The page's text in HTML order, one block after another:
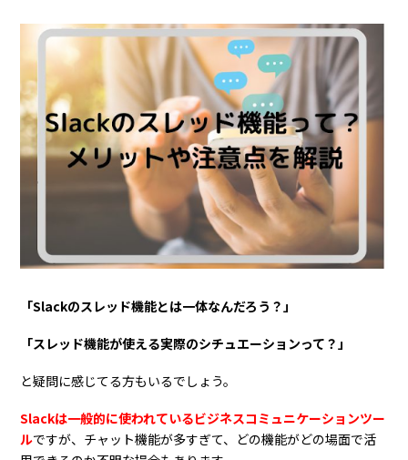
「Slackのスレッド機能とは一体なんだろう？」
「スレッド機能が使える実際のシチュエーションって？」
と疑問に感じてる方もいるでしょう。
Slackは一般的に使われているビジネスコミュニケーションツー
ルですが、チャット機能が多すぎて、どの機能がどの場面で活